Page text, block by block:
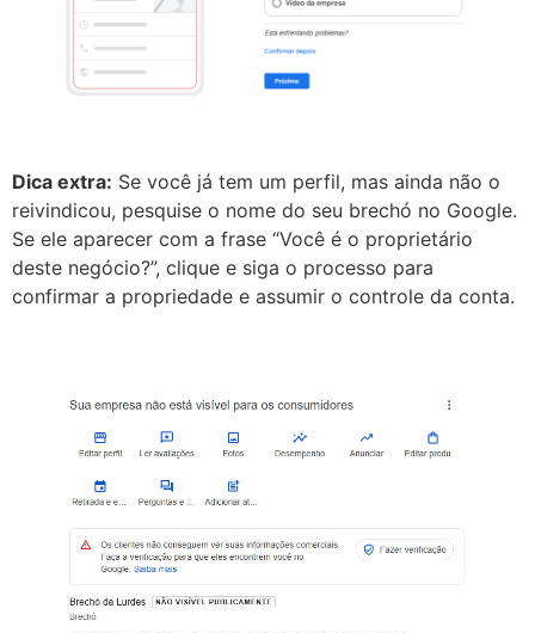
Dica extra: Se você já tem um perfil, mas ainda não o
reivindicou, pesquise o nome do seu brechó no Google.
Se ele aparecer com a frase “Você é o proprietário
deste negócio?”, clique e siga o processo para
confirmar a propriedade e assumir o controle da conta.